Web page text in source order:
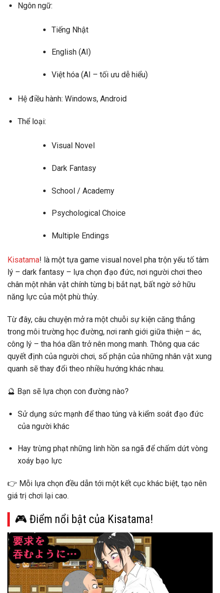
Ngôn ngữ:
Tiếng Nhật
English (AI)
Việt hóa (AI – tối ưu dễ hiểu)
Hệ điều hành: Windows, Android
Thể loại:
Visual Novel
Dark Fantasy
School / Academy
Psychological Choice
Multiple Endings
Kisatama! là một tựa game visual novel pha trộn yếu tố tâm
lý – dark fantasy – lựa chọn đạo đức, nơi người chơi theo
chân một nhân vật chính từng bị bắt nạt, bất ngờ sở hữu
năng lực của một phù thủy.
Từ đây, câu chuyện mở ra một chuỗi sự kiện căng thẳng
trong môi trường học đường, nơi ranh giới giữa thiện – ác,
công lý – tha hóa dần trở nên mong manh. Thông qua các
quyết định của người chơi, số phận của những nhân vật xung
quanh sẽ thay đổi theo nhiều hướng khác nhau.
🔮 Bạn sẽ lựa chọn con đường nào?
Sử dụng sức mạnh đểthao túng và kiểm soát đạo đức
của người khác
Hay trừng phạt những linh hồn sa ngãđể chấm dứt vòng
xoáy bạo lực
👉 Mỗi lựa chọn đều dẫn tới một kết cục khác biệt, tạo nên
giá trị chơi lại cao.
🎮 Điểm nổi bật của Kisatama!